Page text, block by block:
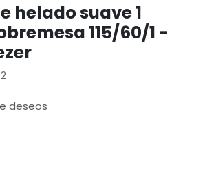
helado suave 1
115/60/1 -
deseos